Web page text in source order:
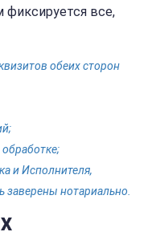
фиксируется все,
обеих сторон
и Исполнителя,
нотариально.